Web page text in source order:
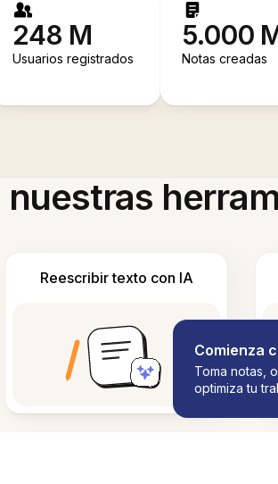
248 M
Usuarios registrados
5.000
Notas creadas
Reescribir texto con IA
Comienza
Toma notas,
optimiza tu